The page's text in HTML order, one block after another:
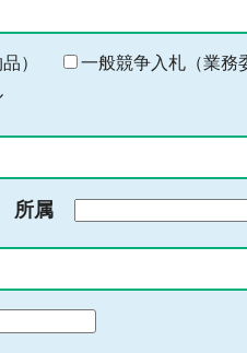
）
一般競争入札（業務
所属